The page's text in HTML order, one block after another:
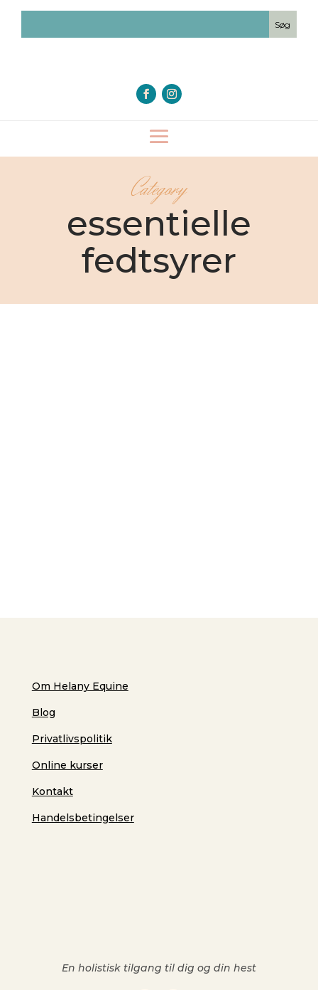
Category
essentielle
fedtsyrer
Om Helany Equine
Blog
Privatlivspolitik
Online kurser
Kontakt
Handelsbetingelser
En holistisk tilgang til dig og din hest